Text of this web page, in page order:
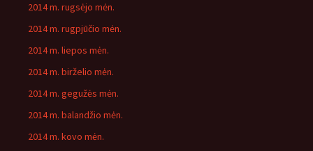
2014 m. rugsėjo mėn.
2014 m. rugpjūčio mėn.
2014 m. liepos mėn.
2014 m. birželio mėn.
2014 m. gegužės mėn.
2014 m. balandžio mėn.
2014 m. kovo mėn.